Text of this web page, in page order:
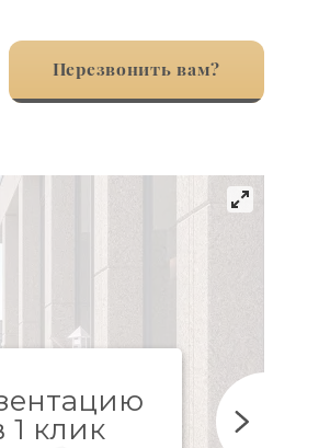
Перезвонить вам?
1 клик